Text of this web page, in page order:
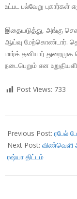
உட்பட பல்வேறு
இதையடுத்து, அங்கு
ஆய்வு மேற்கொண்டார்.
மார்க் தனியார் துறைமுக
நடைபெறும் என
Post Views: 733
07-
22
Previous Post: ரபேல்
Next Post: விண்வெளி
ரஷ்யா திட்டம்